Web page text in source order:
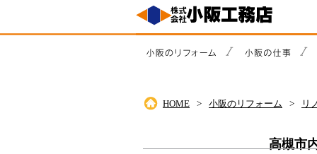
HOME 小阪のリフォーム リ
高槻市